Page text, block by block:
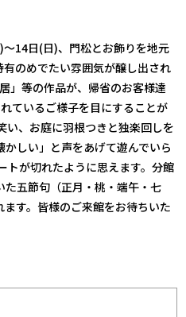
14日(日)、門松とお飾りを地元
のめでたい雰囲気が醸し出され
」等の作品が、帰省のお客様達
ているご様子を目にすることが
い、お庭に羽根つきと独楽回しを
しい」と声をあげて遊んでいら
トが切れたように思えます。分館
五節句（正月・桃・端午・七
す。皆様のご来館をお待ちいた